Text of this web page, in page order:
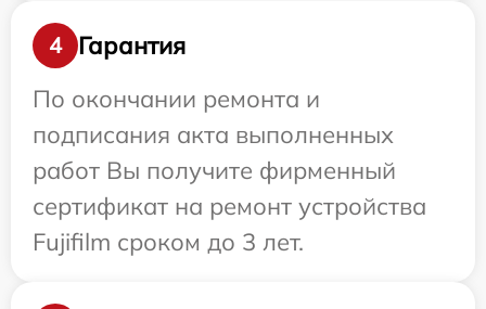
4
Гарантия
По окончании ремонта и
подписания акта выполненных
работ Вы получите фирменный
сертификат на ремонт устройства
Fujifilm сроком до 3 лет.